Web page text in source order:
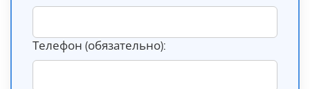
Телефон (обязательно):